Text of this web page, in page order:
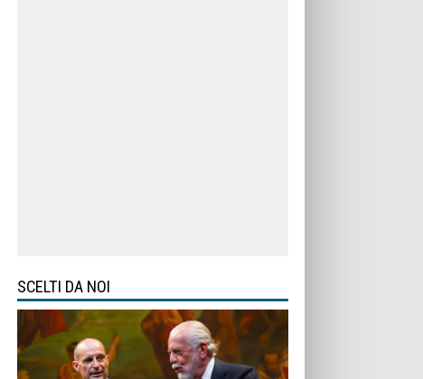
SCELTI DA NOI